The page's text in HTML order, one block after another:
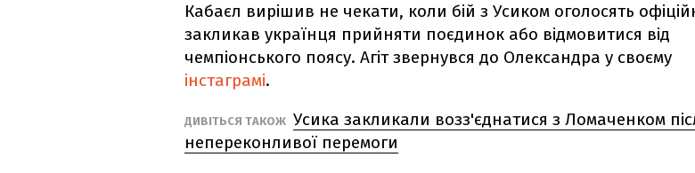
Кабаєл вирішив не чекати, коли бій з Усиком оголосять
закликав українця прийняти поєдинок або відмовитися від
чемпіонського поясу. Агіт звернувся до Олександра у своєму
інстаграмі.
ДИВІТЬСЯ ТАКОЖ Усика закликали возз'єднатися з Ломаченком
непереконливої перемоги